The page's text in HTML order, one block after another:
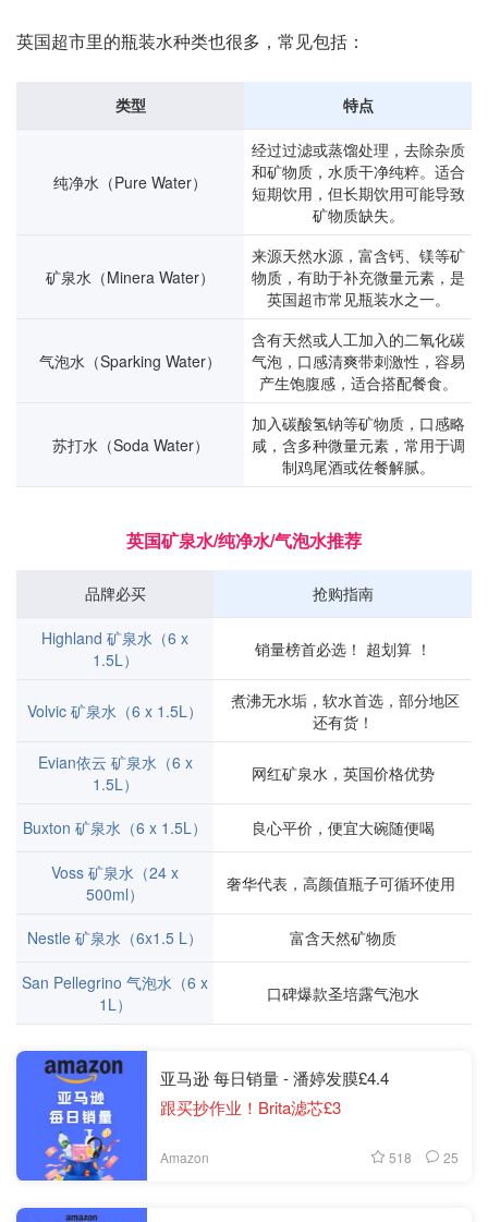
英国超市里的瓶装水种类也很多，常见包括：
类型 特点
纯净水（Pure Water）
经过过滤或蒸馏处理，去除杂质
和矿物质，水质干净纯粹。适合
短期饮用，但长期饮用可能导致
矿物质缺失。
矿泉水（Minera Water）
来源天然水源，富含钙、镁等矿
物质，有助于补充微量元素，是
英国超市常见瓶装水之一。
气泡水（Sparking Water）
含有天然或人工加入的二氧化碳
气泡，口感清爽带刺激性，容易
产生饱腹感，适合搭配餐食。
苏打水（Soda Water）
加入碳酸氢钠等矿物质，口感略
咸，含多种微量元素，常用于调
制鸡尾酒或佐餐解腻。
英国矿泉水/纯净水/气泡水推荐
品牌必买 抢购指南
Highland 矿泉水（6 x
1.5L）
销量榜首必选！ 超划算 ！
Volvic 矿泉水（6 x 1.5L）
煮沸无水垢，软水首选，部分地区
还有货！
Evian依云 矿泉水（6 x
1.5L）
网红矿泉水，英国价格优势
Buxton 矿泉水（6 x 1.5L） 良心平价，便宜大碗随便喝
Voss 矿泉水（24 x
500ml）
奢华代表，高颜值瓶子可循环使用
Nestle 矿泉水（6x1.5 L） 富含天然矿物质
San Pellegrino 气泡水（6 x
1L）
口碑爆款圣培露气泡水
亚马逊 每日销量 - 潘婷发膜£4.4
跟买抄作业！Brita滤芯£3
Amazon 518 25